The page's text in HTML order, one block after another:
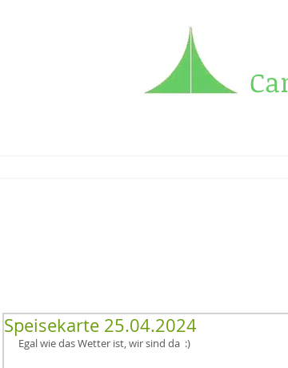
Speisekarte 25.04.2024
Egal wie das Wetter ist, wir sind da  :)